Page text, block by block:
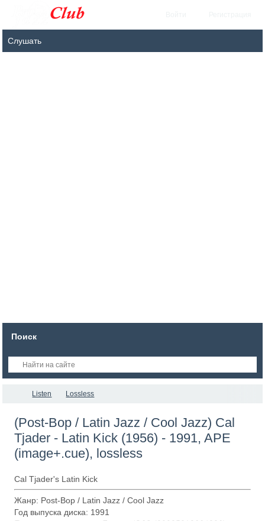
Поиск
Listen Lossless
(Post-Bop / Latin Jazz / Cool Jazz) Cal
Tjader - Latin Kick (1956) - 1991, APE
(image+.cue), lossless
Cal Tjader's Latin Kick
Жанр: Post-Bop / Latin Jazz / Cool Jazz
Год выпуска диска: 1991